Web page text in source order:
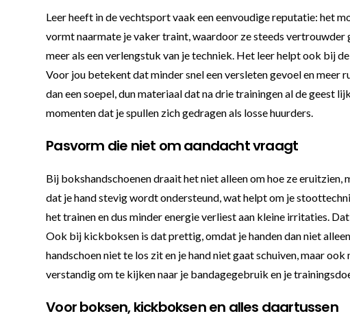
Leer heeft in de vechtsport vaak een eenvoudige reputatie: het
vormt naarmate je vaker traint, waardoor ze steeds vertrouwder
meer als een verlengstuk van je techniek. Het leer helpt ook bij
Voor jou betekent dat minder snel een versleten gevoel en
dan een soepel, dun materiaal dat na drie trainingen al de
momenten dat je spullen zich gedragen als losse huurders.
Pasvorm die niet om aandacht vraagt
Bij bokshandschoenen draait het niet alleen om hoe ze
dat je hand stevig wordt ondersteund, wat helpt om je
het trainen en dus minder energie verliest aan kleine irritaties.
Ook bij kickboksen is dat prettig, omdat je handen dan niet
handschoen niet te los zit en je hand niet gaat schuiven, maar
verstandig om te kijken naar je bandagegebruik en je
Voor boksen, kickboksen en alles daartussen